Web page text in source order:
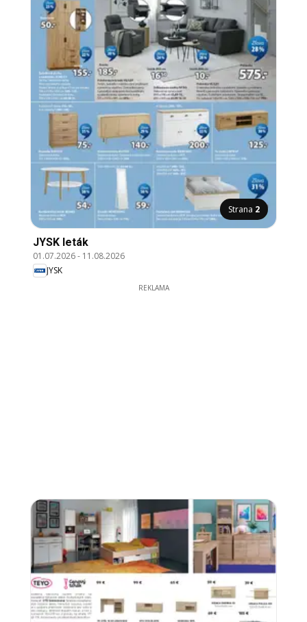
Strana 2
JYSK leták
01.07.2026- 11.08.2026
JYSK
REKLAMA